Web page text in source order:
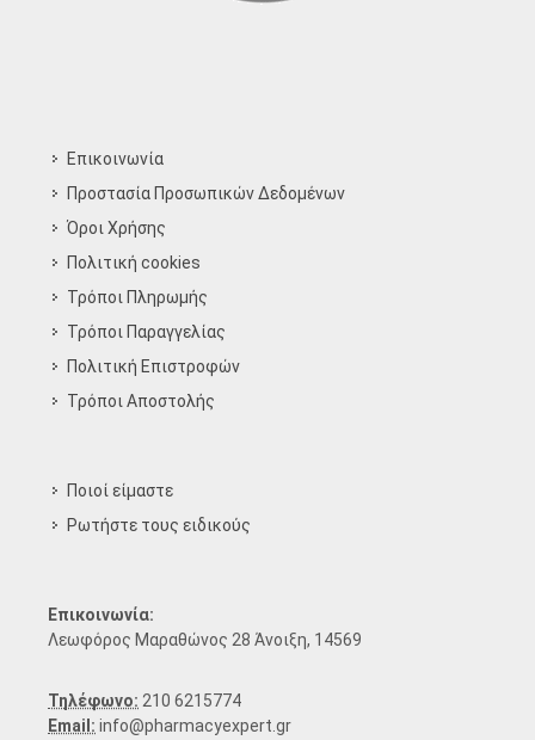
Επικοινωνία
Προστασία Προσωπικών Δεδομένων
Όροι Χρήσης
Πολιτική cookies
Τρόποι Πληρωμής
Τρόποι Παραγγελίας
Πολιτική Επιστροφών
Τρόποι Aποστολής
Ποιοί είμαστε
Ρωτήστε τους ειδικούς
Επικοινωνία:
Λεωφόρος Μαραθώνος 28 Άνοιξη, 14569
Τηλέφωνο: 210 6215774
Email: info@pharmacyexpert.gr